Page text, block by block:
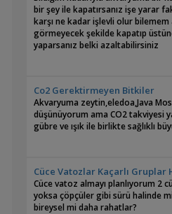
bir şey ile kapatırsanız işe yarar
karşı ne kadar işlevli olur bilemem
görmeyecek şekilde kapatıp
yaparsanız belki azaltabilirsiniz
Co2 Gerektirmeyen Bitkiler
Akvaryuma zeytin,eledoa,Java
düşünüyorum ama CO2 takviyesi
gübre ve ışık ile birlikte sağlıklı
Cüce Vatozlar Kaçarlı Gruplar
Cüce vatoz almayı planlıyorum 2
yoksa çöpçüler gibi sürü halinde
bireysel mi daha rahatlar?